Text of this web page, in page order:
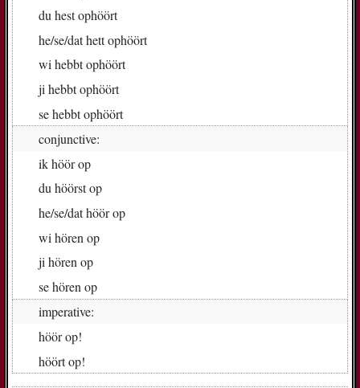
du hest op­höört
he/se/dathett op­höört
wihebbt op­höört
ji hebbt op­höört
sehebbt op­höört
conjunctive:
ikhöör op
duhöörst op
he/se/dathöör op
wi hö­ren op
ji hö­ren op
sehö­ren op
imperative:
höör op!
höört op!